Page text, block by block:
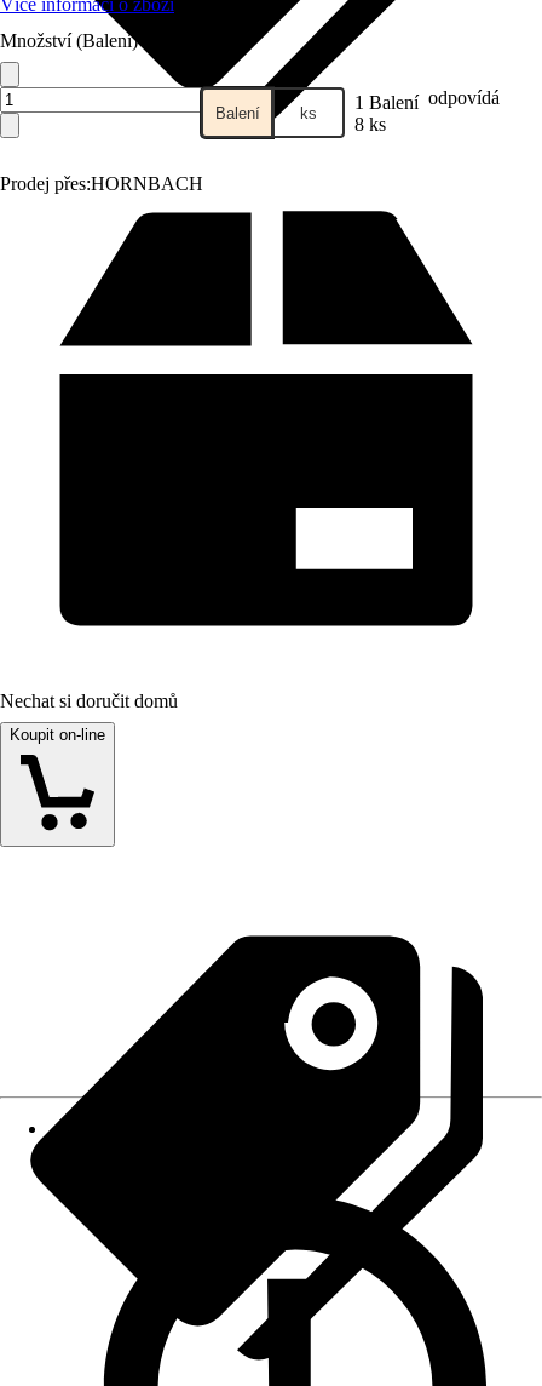
Prodej přes:HORNBACH
Více informací o zboží
Množství (Balení)
Balení ks 1 Balení odpovídá
8 ks
Nechat si doručit domů
Koupit on-line